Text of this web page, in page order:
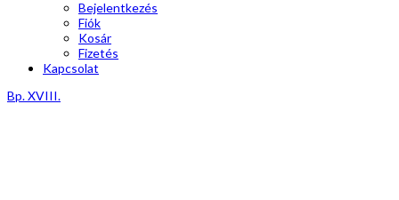
Bejelentkezés
Fiók
Kosár
Fizetés
Kapcsolat
Bp. XVIII.